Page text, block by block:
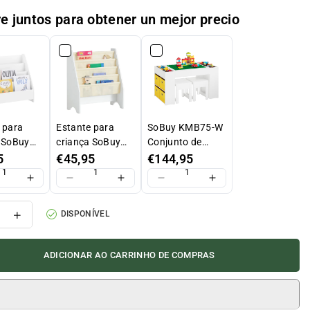
juntos para obtener un mejor precio
para
com
1
60 cm
Estante para
criança SoBuy
FRG225-W com 4
prateleiras
€45,95
SoBuy KMB75-W
Conjunto de
mesa infantil e 2
cadeiras Mesa
com 8 cestos 87
€144,95
AumentarDISPONÍVEL
ADICIONAR AO CARRINHO DE COMPRAS